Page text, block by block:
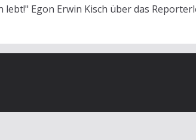
Egon Erwin Kisch über das